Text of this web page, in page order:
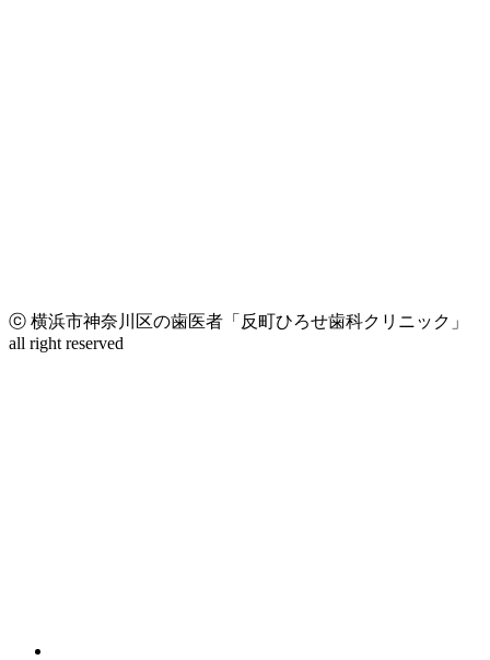
ⓒ 横浜市神奈川区の歯医者「反町ひろせ歯科クリニック」
all right reserved